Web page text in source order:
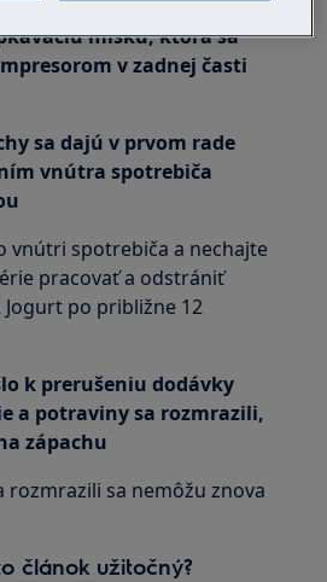
misku, ktorá sa
v zadnej časti
sa dajú v prvom rade
vnútra spotrebiča
vnútri spotrebiča a nechajte
pracovať a odstrániť
po približne 12
k prerušeniu dodávky
a potraviny sa rozmrazili,
zápachu
rozmrazili sa nemôžu znova
článok užitočný?